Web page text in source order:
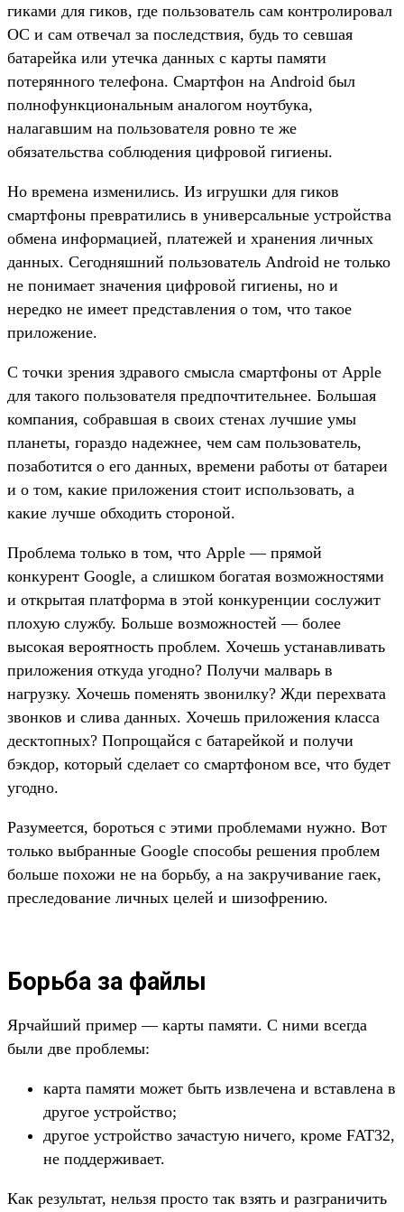
гиками для гиков, где пользователь сам контролировал
ОС и сам отвечал за последствия, будь то севшая
батарейка или утечка данных с карты памяти
потерянного телефона. Смартфон на Android был
полнофункциональным аналогом ноутбука,
налагавшим на пользователя ровно те же
обязательства соблюдения цифровой гигиены.
Но времена изменились. Из игрушки для гиков
смартфоны превратились в универсальные устройства
обмена информацией, платежей и хранения личных
данных. Сегодняшний пользователь Android не только
не понимает значения цифровой гигиены, но и
нередко не имеет представления о том, что такое
приложение.
С точки зрения здравого смысла смартфоны от Apple
для такого пользователя предпочтительнее. Большая
компания, собравшая в своих стенах лучшие умы
планеты, гораздо надежнее, чем сам пользователь,
позаботится о его данных, времени работы от батареи
и о том, какие приложения стоит использовать, а
какие лучше обходить стороной.
Проблема только в том, что Apple — прямой
конкурент Google, а слишком богатая возможностями
и открытая платформа в этой конкуренции сослужит
плохую службу. Больше возможностей — более
высокая вероятность проблем. Хочешь устанавливать
приложения откуда угодно? Получи малварь в
нагрузку. Хочешь поменять звонилку? Жди перехвата
звонков и слива данных. Хочешь приложения класса
десктопных? Попрощайся с батарейкой и получи
бэкдор, который сделает со смартфоном все, что будет
угодно.
Разумеется, бороться с этими проблемами нужно. Вот
только выбранные Google способы решения проблем
больше похожи не на борьбу, а на закручивание гаек,
преследование личных целей и шизофрению.
Борьба за файлы
Ярчайший пример — карты памяти. С ними всегда
были две проблемы:
карта памяти может быть извлечена и вставлена в
другое устройство;
другое устройство зачастую ничего, кроме FAT32,
не поддерживает.
Как результат, нельзя просто так взять и разграничить